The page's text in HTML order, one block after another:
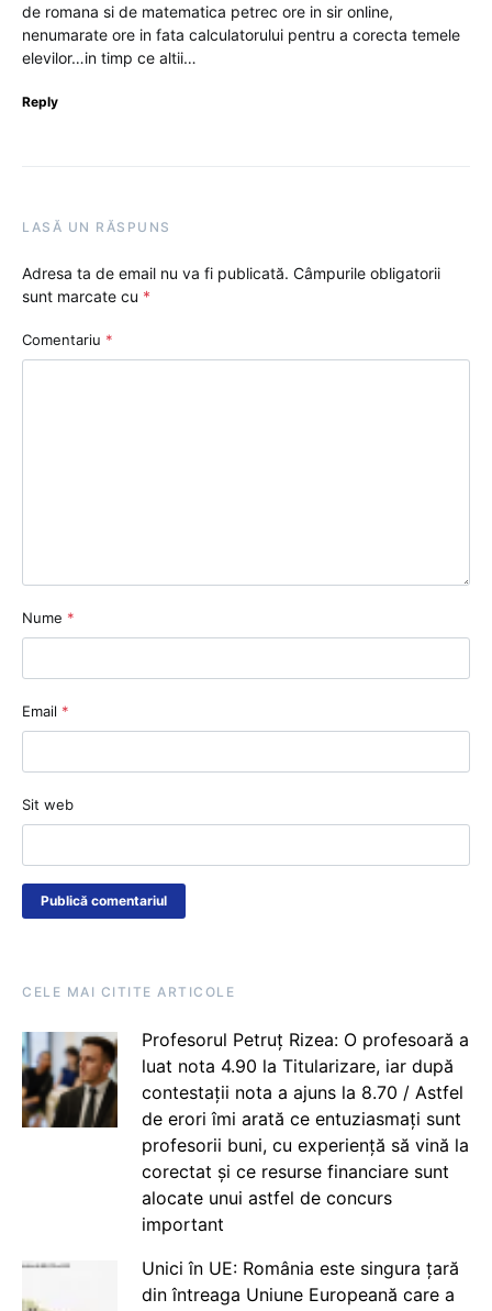
de romana si de matematica petrec ore in sir online,
nenumarate ore in fata calculatorului pentru a corecta temele
elevilor…in timp ce altii…
Reply
LASĂ UN RĂSPUNS
Adresa ta de email nu va fi publicată. Câmpurile obligatorii
sunt marcate cu *
Comentariu *
Nume *
Email *
Sit web
CELE MAI CITITE ARTICOLE
Profesorul Petruț Rizea: O profesoară a
luat nota 4.90 la Titularizare, iar după
contestații nota a ajuns la 8.70 / Astfel
de erori îmi arată ce entuziasmați sunt
profesorii buni, cu experiență să vină la
corectat și ce resurse financiare sunt
alocate unui astfel de concurs
important
Unici în UE: România este singura țară
din întreaga Uniune Europeană care a